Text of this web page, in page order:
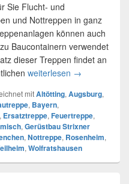
Sie Flucht- und
und Nottreppen in ganz
können auch
Baucontainern verwendet
dieser Treppen findet an
weiterlesen Fluchttreppe
→
mitAltötting, Augsburg,
, Bayern,
, Ersatztreppe, Feuertreppe,
, Gerüstbau Strixner
, Nottreppe, Rosenheim,
, Wolfratshausen